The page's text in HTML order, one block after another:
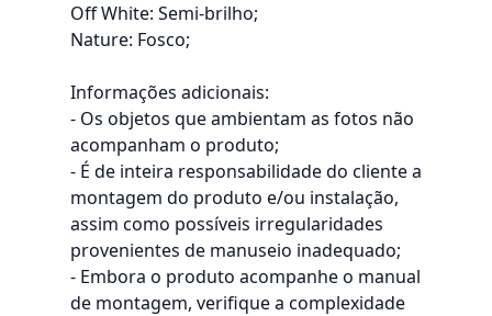
Off White: Semi-brilho;
Nature: Fosco;
Informações adicionais:
- Os objetos que ambientam as fotos não
acompanham o produto;
- É de inteira responsabilidade do cliente a
montagem do produto e/ou instalação,
assim como possíveis irregularidades
provenientes de manuseio inadequado;
- Embora o produto acompanhe o manual
de montagem, verifique a complexidade